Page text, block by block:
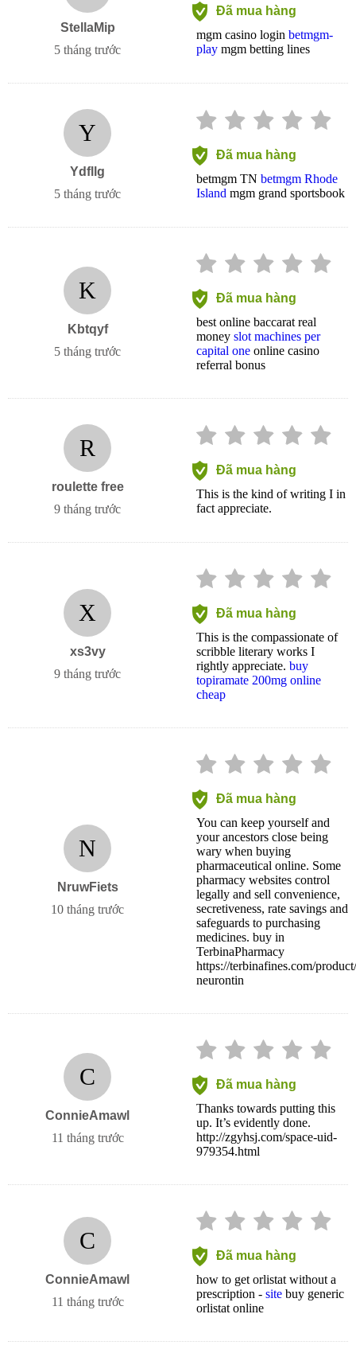
StellaMip
5 tháng trước
Đã mua hàng
mgm casino login betmgm-
play mgm betting lines
Y
Ydfllg
5 tháng trước
Đã mua hàng
betmgm TN betmgm Rhode
Island mgm grand sportsbook
K
Kbtqyf
5 tháng trước
Đã mua hàng
best online baccarat real
money slot machines per
capital one online casino
referral bonus
R
roulette free
9 tháng trước
Đã mua hàng
This is the kind of writing I in
fact appreciate.
X
xs3vy
9 tháng trước
Đã mua hàng
This is the compassionate of
scribble literary works I
rightly appreciate. buy
topiramate 200mg online
cheap
N
NruwFiets
10 tháng trước
Đã mua hàng
You can keep yourself and
your ancestors close being
wary when buying
pharmaceutical online. Some
pharmacy websites control
legally and sell convenience,
secretiveness, rate savings and
safeguards to purchasing
medicines. buy in
TerbinaPharmacy
https://terbinafines.com/
neurontin
C
ConnieAmawl
11 tháng trước
Đã mua hàng
Thanks towards putting this
up. It’s evidently done.
http://zgyhsj.com/space-uid-
979354.html
C
ConnieAmawl
11 tháng trước
Đã mua hàng
how to get orlistat without a
prescription - site buy generic
orlistat online